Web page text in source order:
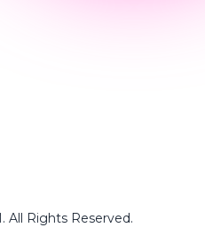
All Rights Reserved.